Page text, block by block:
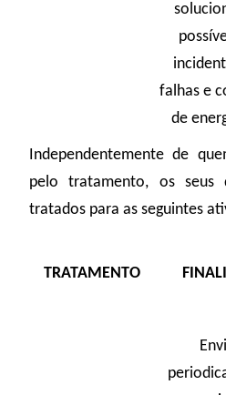
falhas e
de
Independentemente de
pelo tratamento, os seus
tratados para as seguintes
TRATAMENTO